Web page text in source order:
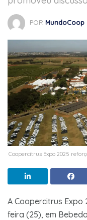
POR MundoCoop
Coopercitrus Expo 2025
A Coopercitrus
feira (25), em